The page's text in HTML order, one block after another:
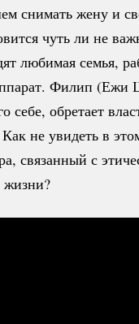
снимать жену и
чуть ли не
любимая семья,
Филип
себе, обретает
не увидеть в
связанный с
жизни?